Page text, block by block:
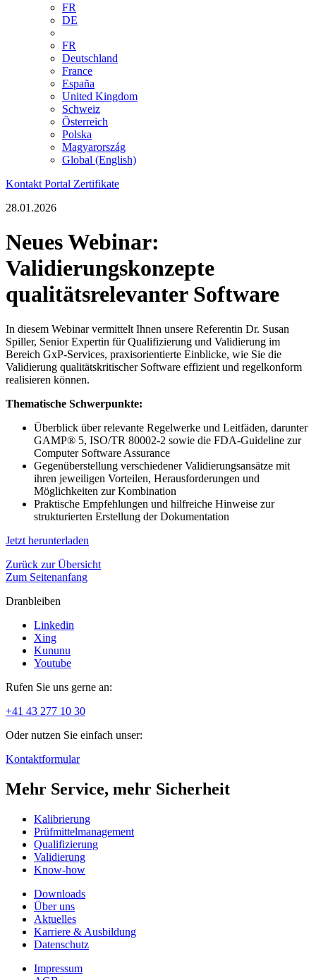
FR
DE
FR
Deutschland
France
España
United Kingdom
Schweiz
Österreich
Polska
Magyarország
Global (English)
Kontakt Portal Zertifikate
28.01.2026
Neues Webinar:
Validierungskonzepte
qualitätsrelevanter Software
In diesem Webinar vermittelt Ihnen unsere Referentin Dr. Susan
Spiller, Senior Expertin für Qualifizierung und Validierung im
Bereich GxP-Services, praxisorientierte Einblicke, wie Sie die
Validierung qualitätskritischer Software effizient und regelkonform
realisieren können.
Thematische Schwerpunkte:
Überblick über relevante Regelwerke und Leitfäden, darunter
GAMP® 5, ISO/TR 80002-2 sowie die FDA‑Guideline zur
Computer Software Assurance
Gegenüberstellung verschiedener Validierungsansätze mit
ihren jeweiligen Vorteilen, Herausforderungen und
Möglichkeiten zur Kombination
Praktische Empfehlungen und hilfreiche Hinweise zur
strukturierten Erstellung der Dokumentation
Jetzt herunterladen
Zurück zur Übersicht
Zum Seitenanfang
Dranbleiben
Linkedin
Xing
Kununu
Youtube
Rufen Sie uns gerne an:
+41 43 277 10 30
Oder nutzen Sie einfach unser:
Kontaktformular
Mehr Service, mehr Sicherheit
Kalibrierung
Prüfmittelmanagement
Qualifizierung
Validierung
Know-how
Downloads
Über uns
Aktuelles
Karriere & Ausbildung
Datenschutz
Impressum